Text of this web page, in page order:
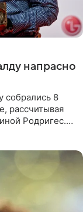
напрасно
собрались 8
рассчитывая
Родригес.